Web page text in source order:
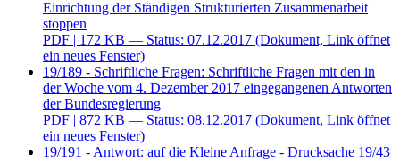
Einrichtung der Ständigen Strukturierten Zusammenarbeit
stoppen
PDF | 172 KB — Status: 07.12.2017 (Dokument, Link öffnet
ein neues Fenster)
19/189 - Schriftliche Fragen: Schriftliche Fragen mit den in
der Woche vom 4. Dezember 2017 eingegangenen Antworten
der Bundesregierung
PDF | 872 KB — Status: 08.12.2017 (Dokument, Link öffnet
ein neues Fenster)
19/191 - Antwort: auf die Kleine Anfrage - Drucksache 19/43